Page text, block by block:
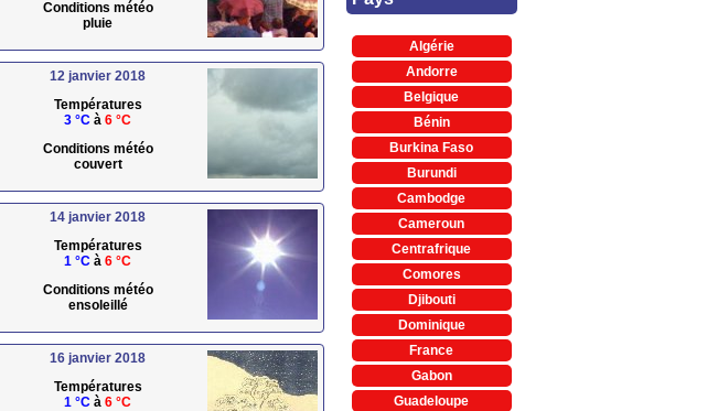
Conditions météo
pluie
12 janvier 2018
Températures
3 °C à 6 °C
Conditions météo
couvert
14 janvier 2018
Températures
1 °C à 6 °C
Conditions météo
ensoleillé
16 janvier 2018
Températures
1 °C à 6 °C
Algérie
Andorre
Belgique
Bénin
Burkina Faso
Burundi
Cambodge
Cameroun
Centrafrique
Comores
Djibouti
Dominique
France
Gabon
Guadeloupe